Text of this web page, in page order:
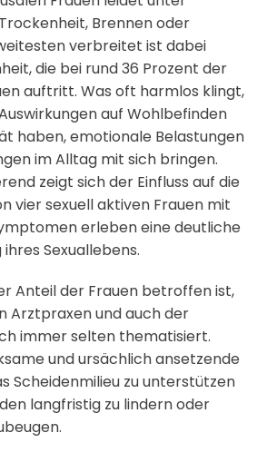
Brennen oder
verbreitet ist dabei
die bei rund 36 Prozent der
auftritt. Was oft harmlos klingt,
auf Wohlbefinden
haben, emotionale Belastungen
im Alltag mit sich bringen.
zeigt sich der Einfluss auf die
vier sexuell aktiven Frauen mit
erleben eine deutliche
Sexuallebens.
Anteil der Frauen betroffen ist,
Arztpraxen und auch der
immer selten thematisiert.
und ursächlich ansetzende
Scheidenmilieu zu unterstützen
langfristig zu lindern oder